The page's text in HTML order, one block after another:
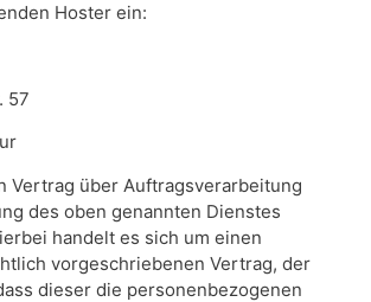
Hoster ein:
57
Vertrag über Auftragsverarbeitung
des oben genannten Dienstes
handelt es sich um einen
vorgeschriebenen Vertrag, der
dieser die personenbezogenen